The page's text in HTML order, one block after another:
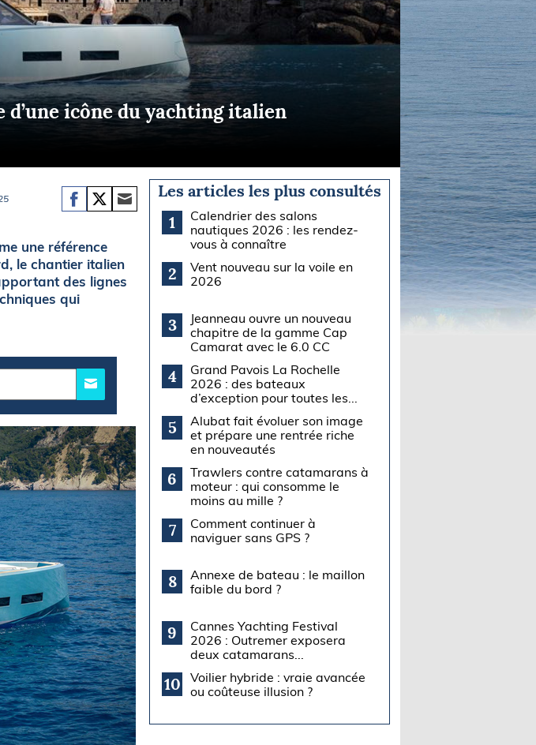
d’une icône du yachting italien
une référence
le chantier italien
des lignes
qui
Les articles les plus consultés
1
Calendrier des salons
nautiques 2026 : les rendez-
vous à connaître
2
Vent nouveau sur la voile en
2026
3
Jeanneau ouvre un nouveau
chapitre de la gamme Cap
Camarat avec le 6.0 CC
4
Grand Pavois La Rochelle
2026 : des bateaux
d’exception pour toutes les...
5
Alubat fait évoluer son image
et prépare une rentrée riche
en nouveautés
6
Trawlers contre catamarans à
moteur : qui consomme le
moins au mille ?
7
Comment continuer à
naviguer sans GPS ?
8
Annexe de bateau : le maillon
faible du bord ?
9
Cannes Yachting Festival
2026 : Outremer exposera
deux catamarans...
10
Voilier hybride : vraie avancée
ou coûteuse illusion ?